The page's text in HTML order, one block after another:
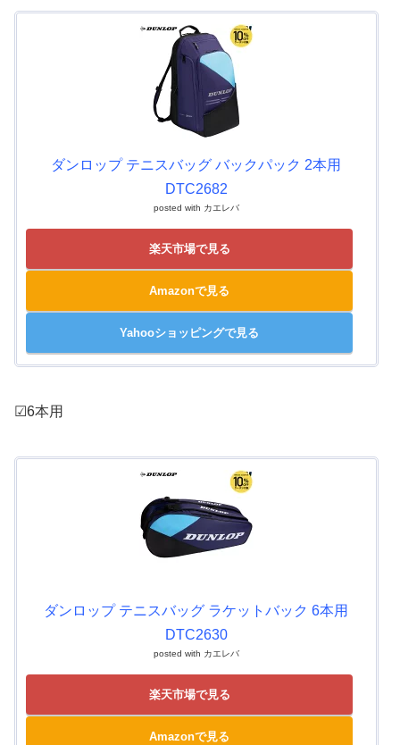
ダンロップ テニスバッグ バックパック 2本用
DTC2682
posted with カエレバ
楽天市場で見る
Amazonで見る
Yahooショッピングで見る
☑6本用
ダンロップ テニスバッグ ラケットバック 6本用
DTC2630
posted with カエレバ
楽天市場で見る
Amazonで見る